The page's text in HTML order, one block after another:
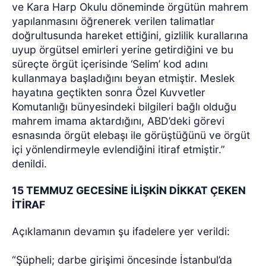
ve Kara Harp Okulu döneminde örgütün mahrem
yapılanmasını öğrenerek verilen talimatlar
doğrultusunda hareket ettiğini, gizlilik kurallarına
uyup örgütsel emirleri yerine getirdiğini ve bu
süreçte örgüt içerisinde ‘Selim’ kod adını
kullanmaya başladığını beyan etmiştir. Meslek
hayatına geçtikten sonra Özel Kuvvetler
Komutanlığı bünyesindeki bilgileri bağlı olduğu
mahrem imama aktardığını, ABD’deki görevi
esnasında örgüt elebaşı ile görüştüğünü ve örgüt
içi yönlendirmeyle evlendiğini itiraf etmiştir.”
denildi.
15 TEMMUZ GECESİNE İLİŞKİN DİKKAT ÇEKEN
İTİRAF
Açıklamanın devamın şu ifadelere yer verildi:
“Şüpheli; darbe girişimi öncesinde İstanbul’da